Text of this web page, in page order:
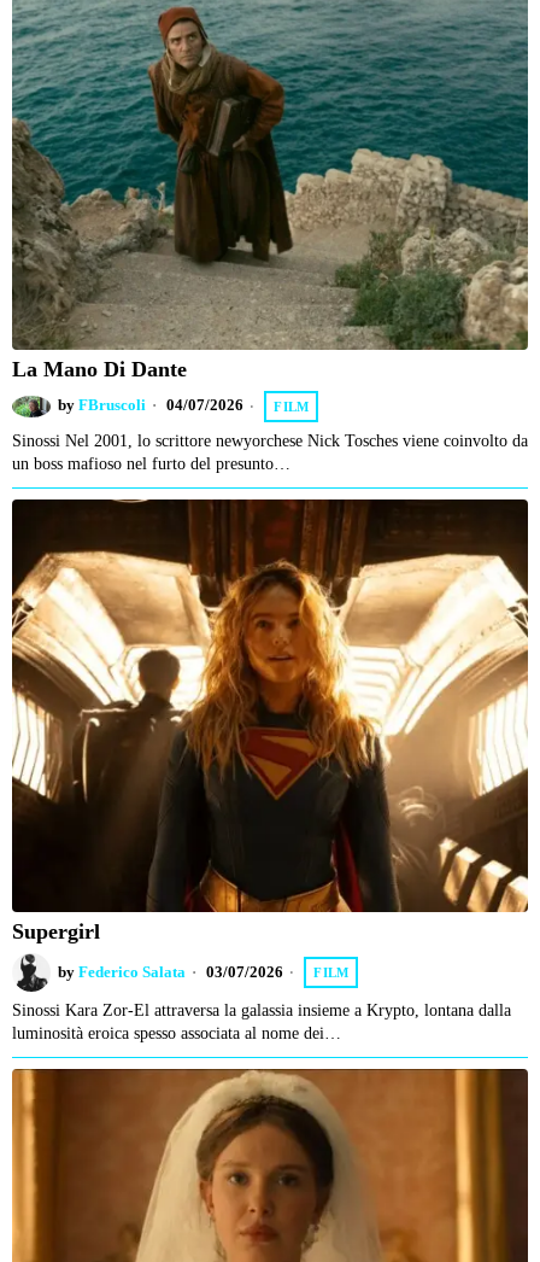
La Mano Di Dante
by FBruscoli 04/07/2026 FILM
Sinossi Nel 2001, lo scrittore newyorchese Nick Tosches viene coinvolto da
un boss mafioso nel furto del presunto…
Supergirl
by Federico Salata 03/07/2026 FILM
Sinossi Kara Zor-El attraversa la galassia insieme a Krypto, lontana dalla
luminosità eroica spesso associata al nome dei…